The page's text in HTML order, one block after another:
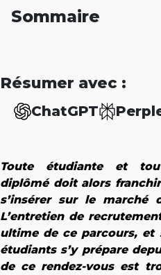
Sommaire
Résumer avec :
ChatGPT
Toute étudiante et
diplômé doit alors
s’insérer sur le marché
L’entretien de
ultime de ce parcours, et
étudiants s’y prépare
de ce rendez-vous est